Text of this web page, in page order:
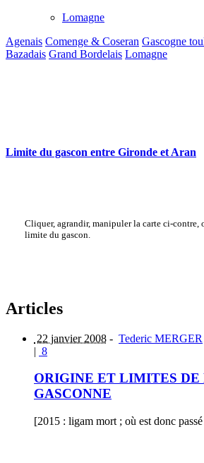
Lomagne
Agenais Comenge & Coseran Gascogne
Bazadais Grand Bordelais Lomagne
Limite du gascon entre Gironde et Aran
Cliquer, agrandir, manipuler la carte ci-contre,
limite du gascon.
Articles
22 janvier 2008 - Tederic MERGER
| 8
ORIGINE ET LIMITES DE
GASCONNE
[2015 : ligam mort ; où est donc